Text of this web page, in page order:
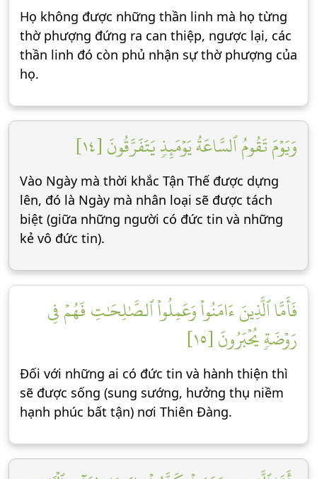
Họ không được những thần linh mà họ từng
thờ phượng đứng ra can thiệp, ngược lại, các
thần linh đó còn phủ nhận sự thờ phượng của
họ.
وَيَوۡمَ تَقُومُ ٱلسَّاعَةُ يَوۡمَئِذٖ يَتَفَرَّقُونَ [١٤]
Vào Ngày mà thời khắc Tận Thế được dựng
lên, đó là Ngày mà nhân loại sẽ được tách
biệt (giữa những người có đức tin và những
kẻ vô đức tin).
فَأَمَّا ٱلَّذِينَ ءَامَنُواْ وَعَمِلُواْ ٱلصَّٰلِحَٰتِ فَهُمۡ فِي
رَوۡضَةٖ يُحۡبَرُونَ [١٥]
Đối với những ai có đức tin và hành thiện thì
sẽ được sống (sung sướng, hưởng thụ niềm
hạnh phúc bất tận) nơi Thiên Đàng.